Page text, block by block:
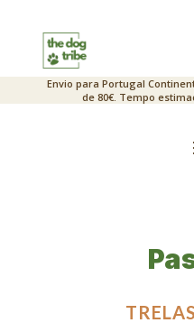
Envio para Portugal
de 80€. Tempo